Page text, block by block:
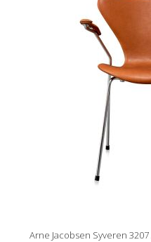
Arne Jacobsen Syveren